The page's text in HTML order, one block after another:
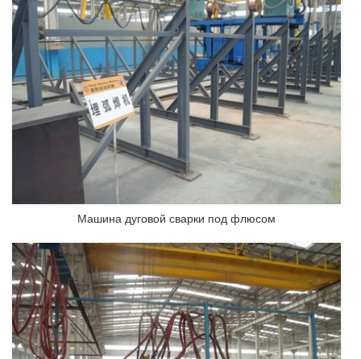
Машина дуговой сварки под флюсом